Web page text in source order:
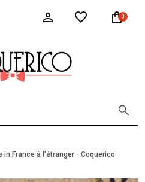
0
in France à l'étranger - Coquerico